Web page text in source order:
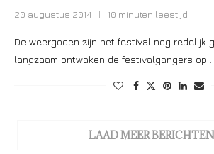
20 augustus 2014 10 minuten leestijd
De weergoden zijn het festival nog redelijk
langzaam ontwaken de festivalgangers op …
LAAD MEER BERICHTEN